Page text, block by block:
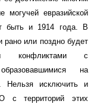
могучей евразийской
быть и 1914 года. В
рано или поздно будет
конфликтами с
на
Нельзя исключить и
с территорий этих